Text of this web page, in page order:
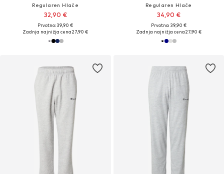
Regularen Hlače
32,90 €
Prvotno: 39,90 €
Zadnja najnižja cena27,90 €
Regularen Hlače
34,90 €
Prvotno: 39,90 €
Zadnja najnižja cena27,90 €